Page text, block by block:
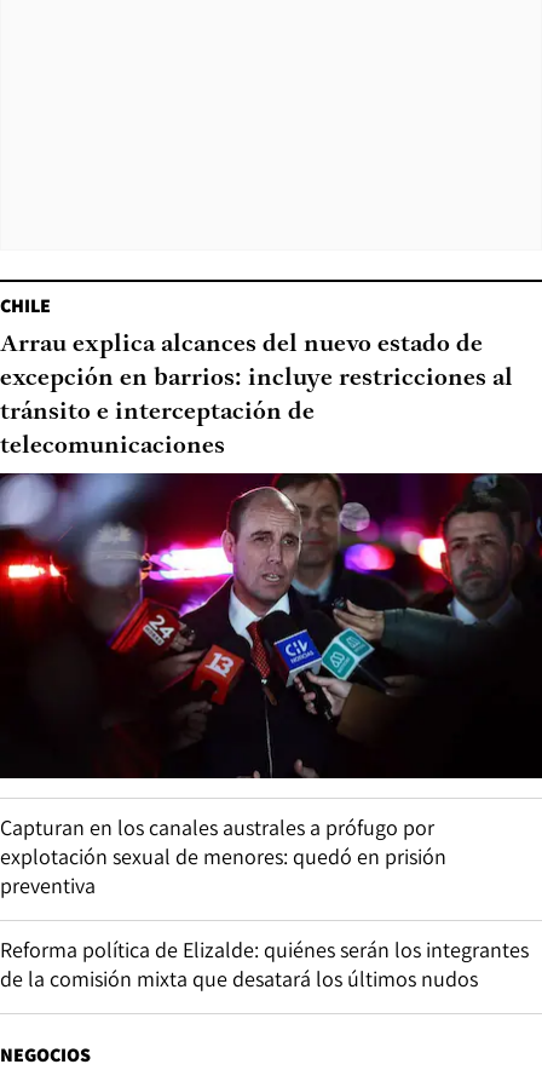
CHILE
Arrau explica alcances del nuevo estado de
excepción en barrios: incluye restricciones al
tránsito e interceptación de
telecomunicaciones
Capturan en los canales australes a prófugo por
explotación sexual de menores: quedó en prisión
preventiva
Reforma política de Elizalde: quiénes serán los integrantes
de la comisión mixta que desatará los últimos nudos
NEGOCIOS